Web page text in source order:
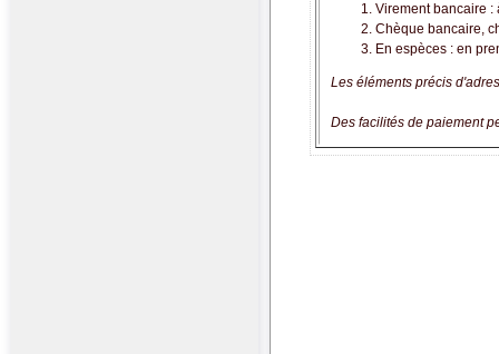
Virement bancaire :
Chèque bancaire,
En espèces : en
Les éléments précis
Des facilités de paiement